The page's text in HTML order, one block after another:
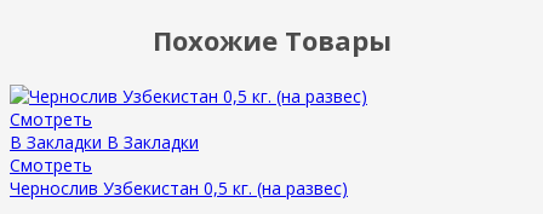
Похожие Товары
Смотреть
В Закладки В Закладки
Смотреть
Чернослив Узбекистан 0,5 кг. (на развес)